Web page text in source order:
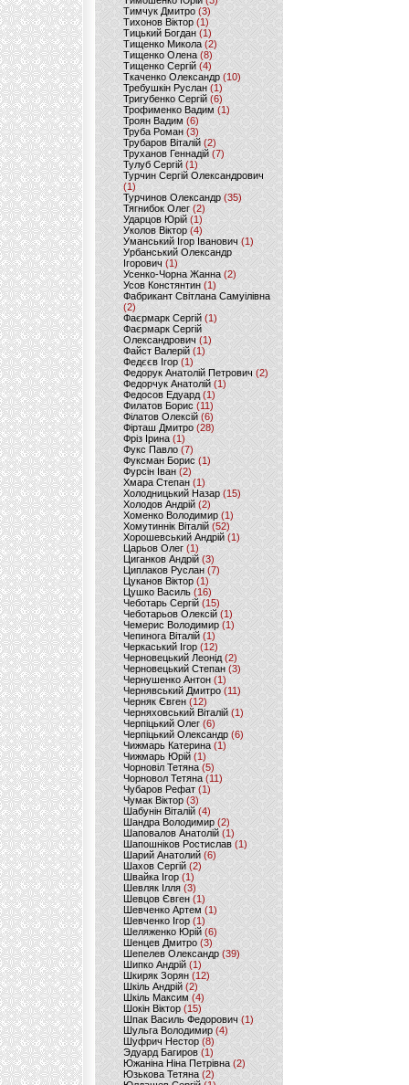
Тимчук Дмитро (3)
Тихонов Віктор (1)
Тицький Богдан (1)
Тищенко Микола (2)
Тищенко Олена (8)
Тищенко Сергій (4)
Ткаченко Олександр (10)
Требушкін Руслан (1)
Тригубенко Сергій(6)
Трофименко Вадим (1)
Троян Вадим (6)
Труба Роман(3)
Трубаров Віталій (2)
Труханов Геннадій (7)
Тулуб Сергій(1)
Турчин Сергій Олександрович
(1)
Турчинов Олександр(35)
Тягнибок Олег (2)
Ударцов Юрій (1)
Уколов Віктор(4)
Уманський Ігор Іванович(1)
Урбанський Олександр
Ігорович (1)
Усенко-Чорна Жанна (2)
Усов Констянтин(1)
Фабрикант Світлана Самуілівна
(2)
Фаєрмарк Сергій(1)
Фаєрмарк Сергій
Олександрович (1)
Файст Валерій(1)
Федєєв Ігор (1)
Федорук Анатолій Петрович (2)
Федорчук Анатолій (1)
Федосов Едуард (1)
Филатов Борис (11)
Філатов Олексій (6)
Фірташ Дмитро (28)
Фріз Ірина (1)
Фукс Павло (7)
Фуксман Борис (1)
Фурсін Іван (2)
Хмара Степан(1)
Холодницький Назар(15)
Холодов Андрій (2)
Хоменко Володимир (1)
Хомутиннік Віталій (52)
Хорошевський Андрій (1)
Царьов Олег (1)
Циганков Андрій (3)
Циплаков Руслан(7)
Цуканов Віктор (1)
Цушко Василь (16)
Чеботарь Сергій (15)
Чеботарьов Олексій (1)
Чемерис Володимир (1)
Чепинога Віталій (1)
Черкаський Ігор (12)
Черновецький Леонід(2)
Черновецький Степан (3)
Чернушенко Антон (1)
Чернявський Дмитро(11)
Черняк Євген(12)
Черняховський Віталій (1)
Черпіцький Олег (6)
Черпіцький Олександр (6)
Чижмарь Катерина (1)
Чижмарь Юрій (1)
Чорновіл Тетяна (5)
Чорновол Тетяна (11)
Чубаров Рефат (1)
Чумак Віктор(3)
Шабунін Віталій (4)
Шандра Володимир (2)
Шаповалов Анатолій(1)
Шапошніков Ростислав(1)
Шарий Анатолий(6)
Шахов Сергій(2)
Швайка Ігор (1)
Шевляк Ілля (3)
Шевцов Євген (1)
Шевченко Артем(1)
Шевченко Ігор(1)
Шеляженко Юрій (6)
Шенцев Дмитро (3)
Шепелев Олександр (39)
Шипко Андрій(1)
Шкиряк Зорян(12)
Шкіль Андрій(2)
Шкіль Максим (4)
Шокін Віктор (15)
Шпак Василь Федорович (1)
Шульга Володимир (4)
Шуфрич Нестор(8)
Эдуард Багиров (1)
Южаніна Ніна Петрівна (2)
Юзькова Тетяна(2)